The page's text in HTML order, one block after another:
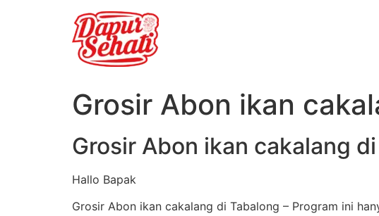
Grosir Abon ikan
Grosir Abon ikan cakalang
Hallo Bapak
Grosir Abon ikan cakalang di Tabalong – Program ini